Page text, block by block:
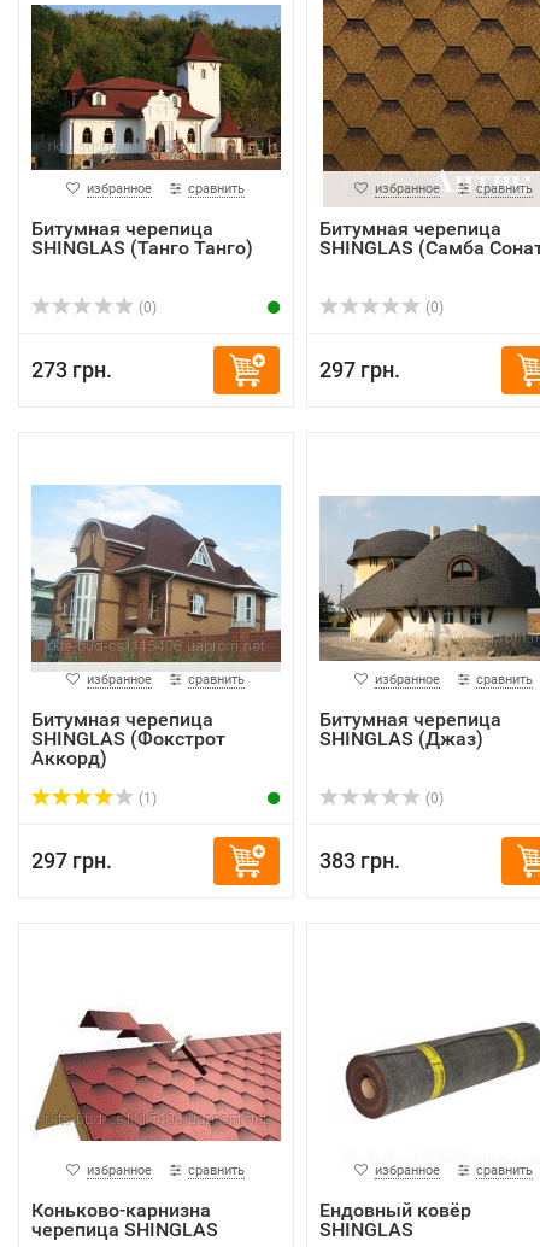
избранное сравнить
Битумная черепица
SHINGLAS (Танго Танго)
(0)
273 грн.
избранное сравнить
Битумная черепица
SHINGLAS (Самба
(0)
297 грн.
избранное сравнить
Битумная черепица
SHINGLAS (Фокстрот
Аккорд)
(1)
297 грн.
избранное сравнить
Битумная черепица
SHINGLAS (Джаз)
(0)
383 грн.
избранное сравнить
Коньково-карнизна
черепица SHINGLAS
избранное сравнить
Ендовный ковёр
SHINGLAS